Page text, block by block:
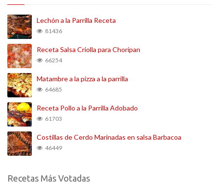
Lechón a la Parrilla Receta
81436
Receta Salsa Criolla para Choripan
66254
Matambre a la pizza a la parrilla
64685
Receta Pollo a la Parrilla Adobado
61703
Costillas de Cerdo Marinadas en salsa Barbacoa
46449
Recetas Más Votadas